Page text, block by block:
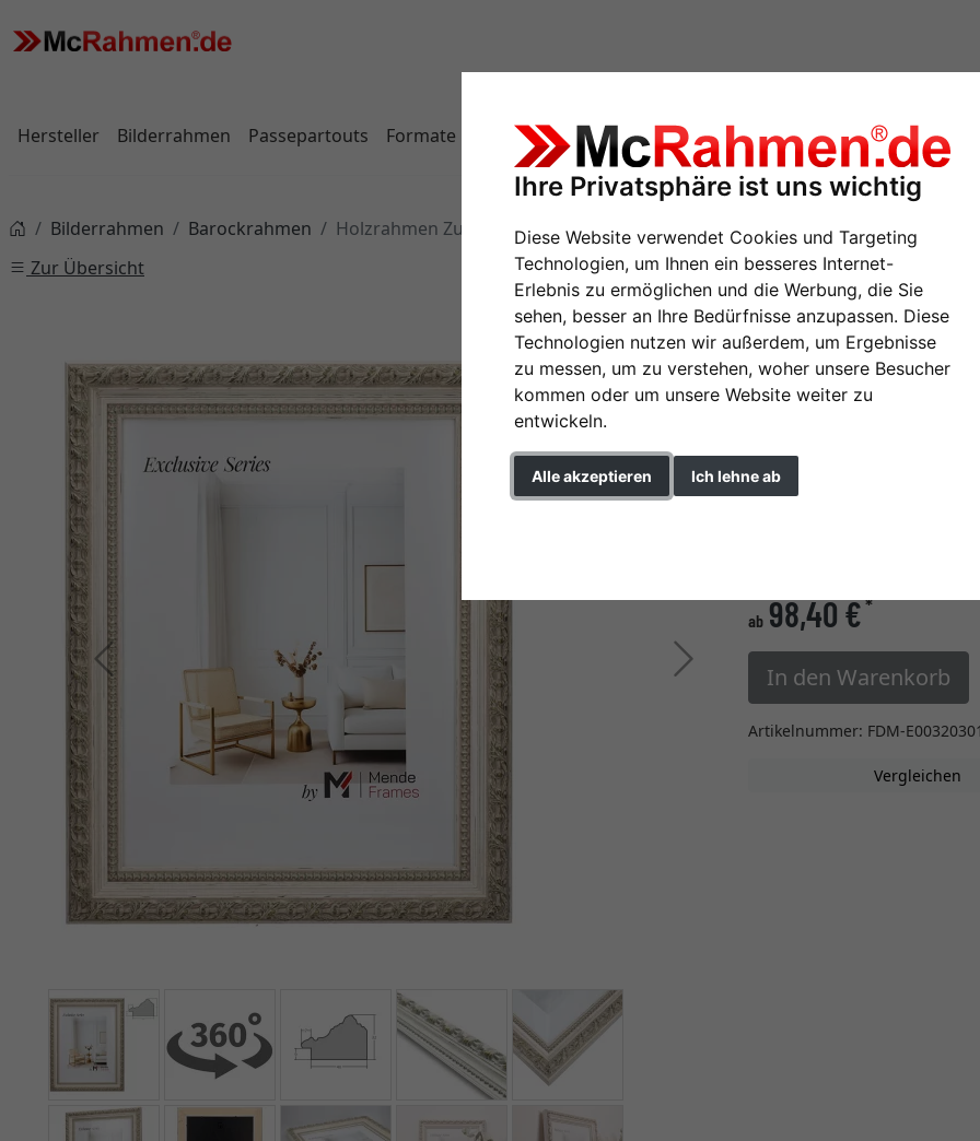
Ihre Privatsphäre ist uns wichtig
Diese Website verwendet Cookies und Targeting
Technologien, um Ihnen ein besseres Internet-
Erlebnis zu ermöglichen und die Werbung, die Sie
sehen, besser an Ihre Bedürfnisse anzupassen. Diese
Technologien nutzen wir außerdem, um Ergebnisse
zu messen, um zu verstehen, woher unsere Besucher
kommen oder um unsere Website weiter zu
entwickeln.
Alle akzeptieren Ich lehne ab
Hersteller Bilderrahmen Passepartouts Formate
Bilderrahmen Barockrahmen
Holzrahmen Zuschnitt Avia
Zur Übersicht
Zurück Weiter
Holzrahmen
Exclusiv-Holzrahmen Avia
Glasart
» zur Maßanfertigung
ab 98,40 €*
In den Warenkorb
Artikelnummer: FDM-
Vergleichen